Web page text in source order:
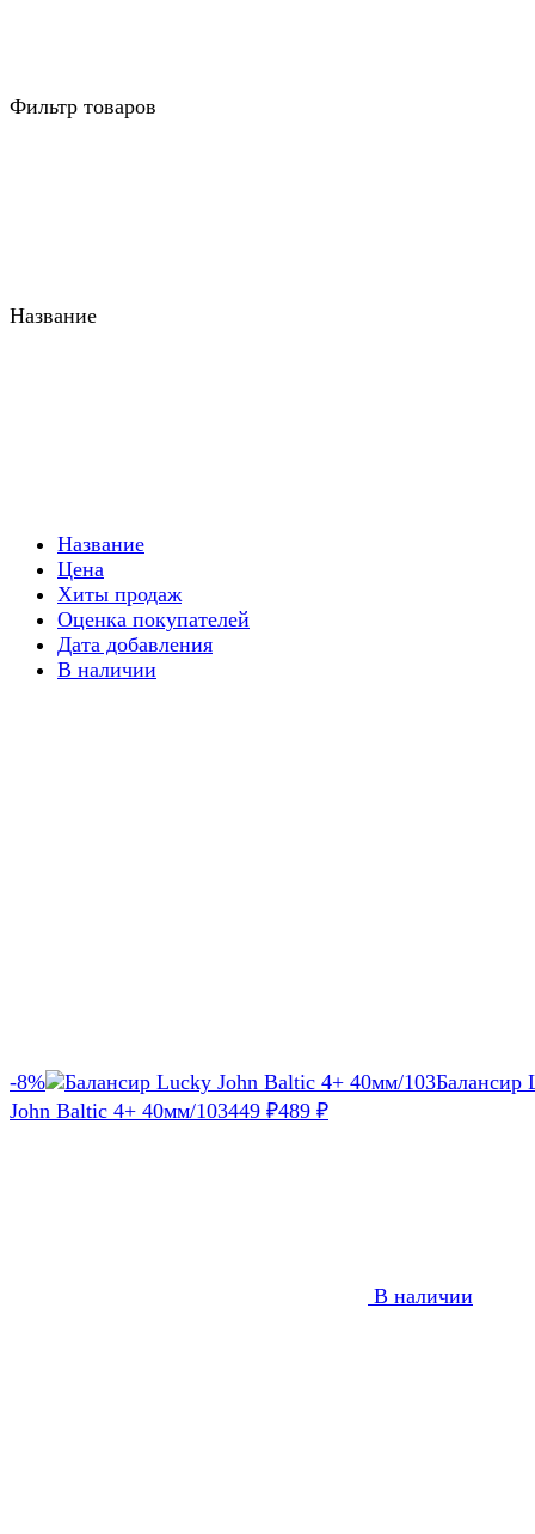
Фильтр товаров
Название
Название
Цена
Хиты продаж
Оценка покупателей
Дата добавления
В наличии
-8%
Балансир
John Baltic 4+ 40мм/103449 ₽489 ₽
В наличии